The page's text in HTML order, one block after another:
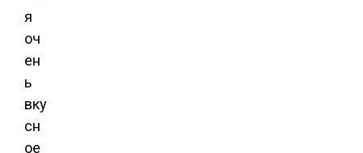
я
оч
ен
ь
вку
сн
ое